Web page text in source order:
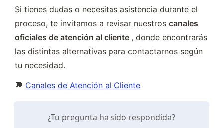
Si tienes dudas o necesitas asistencia durante el
proceso, te invitamos a revisar nuestros canales
oficiales de atención al cliente , donde encontrarás
las distintas alternativas para contactarnos según
tu necesidad.
💬 Canales de Atención al Cliente
¿Tu pregunta ha sido respondida?